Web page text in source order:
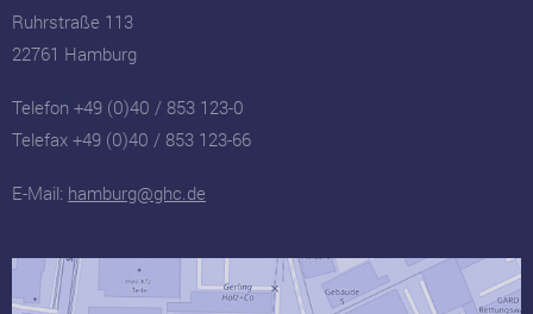
Ruhrstraße 113
22761 Hamburg
Telefon +49 (0)40 / 853 123-0
Telefax +49 (0)40 / 853 123-66
E-Mail: hamburg@ghc.de